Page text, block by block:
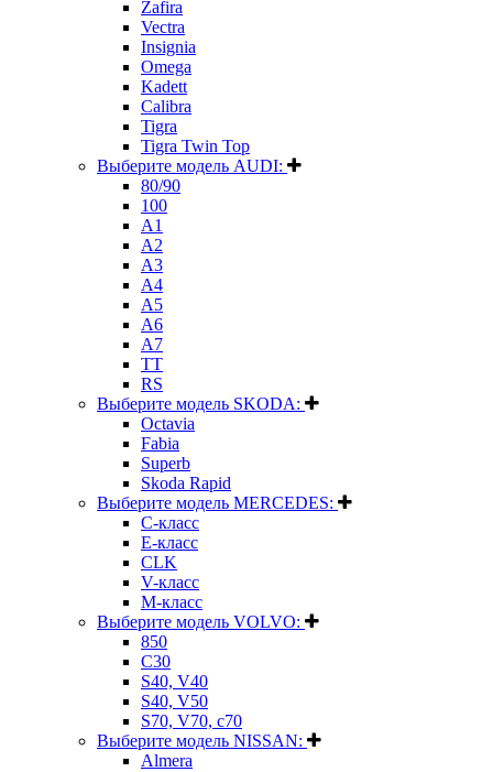
Zafira
Vectra
Insignia
Omega
Kadett
Calibra
Tigra
Tigra Twin Top
Выберите модель AUDI:
80/90
100
A1
A2
A3
A4
A5
A6
A7
TT
RS
Выберите модель SKODA:
Octavia
Fabia
Superb
Skoda Rapid
Выберите модель MERCEDES:
C-класс
E-класс
CLK
V-класс
M-класс
Выберите модель VOLVO:
850
C30
S40, V40
S40, V50
S70, V70, c70
Выберите модель NISSAN:
Almera